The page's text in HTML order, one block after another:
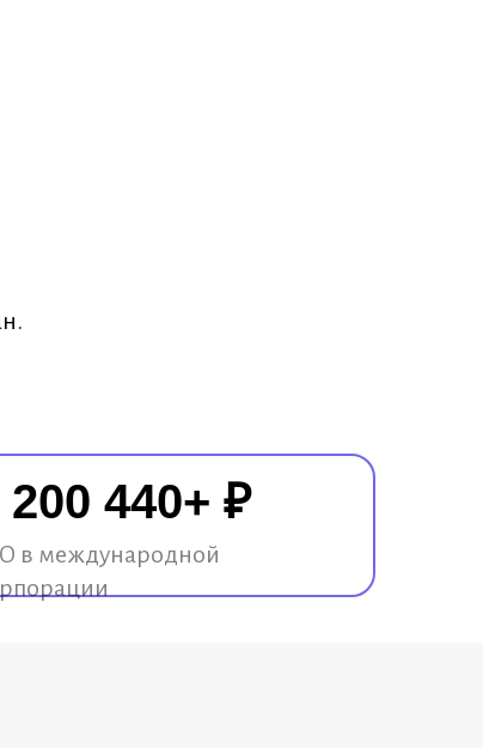
200 440+ ₽
в международной